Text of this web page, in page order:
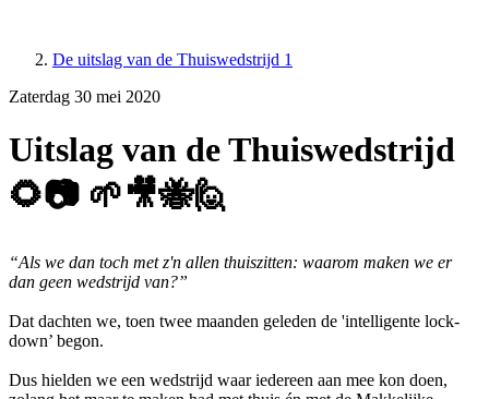
De uitslag van de Thuiswedstrijd 1
Zaterdag 30 mei 2020
Uitslag van de Thuiswedstrijd
🌻📷 🌱🎥🐝🙋
“Als we dan toch met z'n allen thuiszitten: waarom maken we er
dan geen wedstrijd van?”
Dat dachten we, toen twee maanden geleden de 'intelligente lock-
down’ begon.
Dus hielden we een wedstrijd waar iedereen aan mee kon doen,